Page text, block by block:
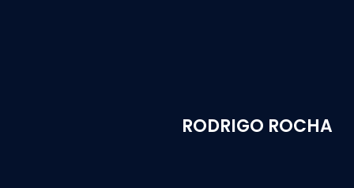
RODRIGO ROCHA